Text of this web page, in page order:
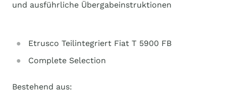
und ausführliche Übergabeinstruktionen
Etrusco Teilintegriert Fiat T 5900 FB
Complete Selection
Bestehend aus: